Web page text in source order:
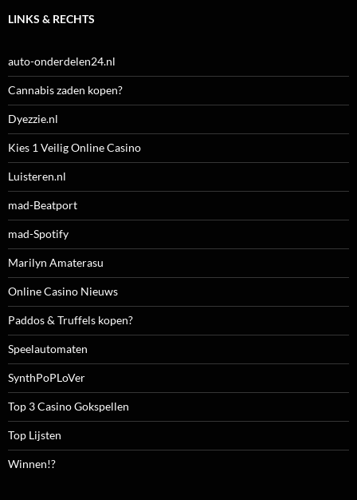
LINKS & RECHTS
auto-onderdelen24.nl
Cannabis zaden kopen?
Dyezzie.nl
Kies 1 Veilig Online Casino
Luisteren.nl
mad-Beatport
mad-Spotify
Marilyn Amaterasu
Online Casino Nieuws
Paddos & Truffels kopen?
Speelautomaten
SynthPoPLoVer
Top 3 Casino Gokspellen
Top Lijsten
Winnen!?